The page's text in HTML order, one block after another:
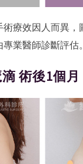
術療效因人而異
業醫師診斷評估。
術後1個月